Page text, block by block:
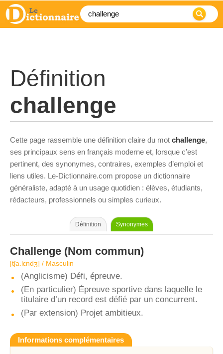
Définition
challenge
Cette page rassemble une définition claire du mot challenge,
ses principaux sens en français moderne et, lorsque c’est
pertinent, des synonymes, contraires, exemples d’emploi et
liens utiles. Le-Dictionnaire.com propose un dictionnaire
généraliste, adapté à un usage quotidien : élèves, étudiants,
rédacteurs, professionnels ou simples curieux.
Définition Synonymes
Challenge (Nom commun)
[tʃa.lɛndʒ] / Masculin
(Anglicisme) Défi, épreuve.
(En particulier) Épreuve sportive dans laquelle le
titulaire d’un record est défié par un concurrent.
(Par extension) Projet ambitieux.
Informations complémentaires